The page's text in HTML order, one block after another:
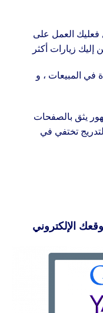
فعليك العمل على
زيارات أكثر
في المبيعات ، و
يثق بالصفحات
تختفي في